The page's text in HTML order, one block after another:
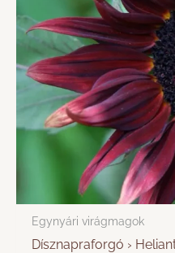
Egynyári virágmagok
Dísznapraforgó ›